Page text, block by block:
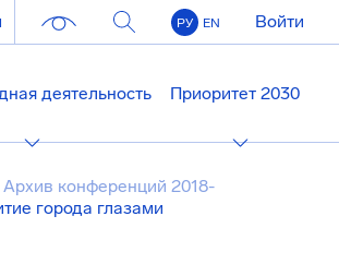
РУ EN Войти
деятельность Приоритет 2030
Архив конференций 2018-
города глазами